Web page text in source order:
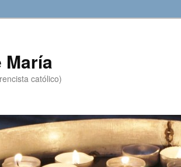
María
católico)